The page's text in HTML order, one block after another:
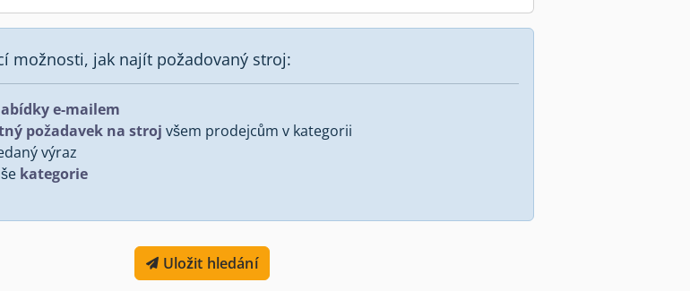
možnosti, jak najít požadovaný stroj:
e-mailem
požadavek na stroj všem prodejcům v kategorii
výraz
kategorie
Uložit hledání